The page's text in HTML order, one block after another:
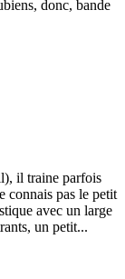
donc, bande
il traine parfois
connais pas le petit
avec un large
un petit...